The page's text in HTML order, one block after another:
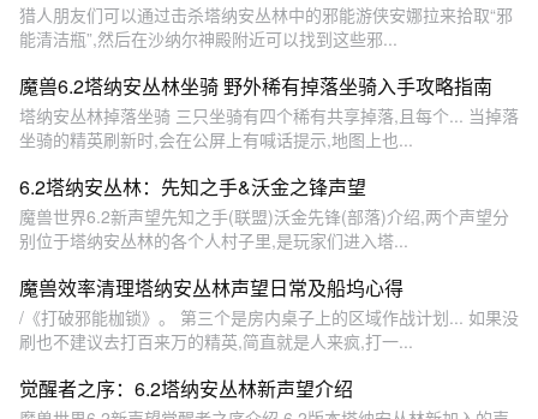
猎人朋友们可以通过击杀塔纳安丛林中的邪能游侠安娜拉来拾取“邪
能清洁瓶”,然后在沙纳尔神殿附近可以找到这些邪...
魔兽6.2塔纳安丛林坐骑 野外稀有掉落坐骑入手攻略指南
塔纳安丛林掉落坐骑 三只坐骑有四个稀有共享掉落,且每个... 当掉落
坐骑的精英刷新时,会在公屏上有喊话提示,地图上也...
6.2塔纳安丛林：先知之手&沃金之锋声望
魔兽世界6.2新声望先知之手(联盟)沃金先锋(部落)介绍,两个声望分
别位于塔纳安丛林的各个人村子里,是玩家们进入塔...
魔兽效率清理塔纳安丛林声望日常及船坞心得
/《打破邪能枷锁》。 第三个是房内桌子上的区域作战计划... 如果没
刷也不建议去打百来万的精英,简直就是人来疯,打一...
觉醒者之序：6.2塔纳安丛林新声望介绍